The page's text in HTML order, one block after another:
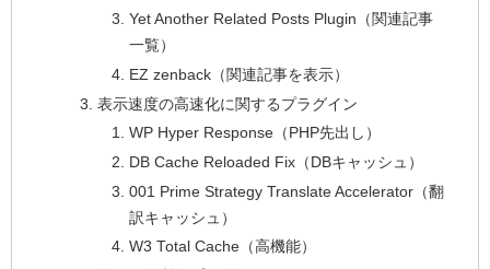
Yet Another Related Posts Plugin（関連記事
一覧）
EZ zenback（関連記事を表示）
表示速度の高速化に関するプラグイン
WP Hyper Response（PHP先出し）
DB Cache Reloaded Fix（DBキャッシュ）
001 Prime Strategy Translate Accelerator（翻
訳キャッシュ）
W3 Total Cache（高機能）